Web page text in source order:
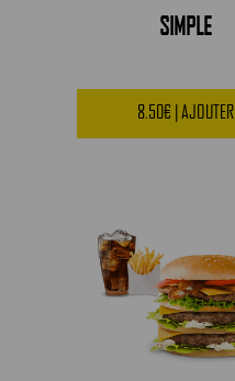
SIMPLE
8.50€ | AJOUTER